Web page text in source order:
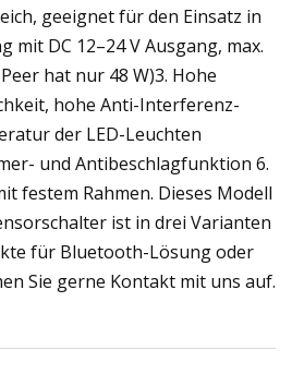
geeignet für den Einsatz in
mit DC 12–24 V Ausgang, max.
hat nur 48 W)3. Hohe
hohe Anti-Interferenz-
der LED-Leuchten
und Antibeschlagfunktion 6.
festem Rahmen. Dieses Modell
ist in drei Varianten
für Bluetooth-Lösung oder
Sie gerne Kontakt mit uns auf.